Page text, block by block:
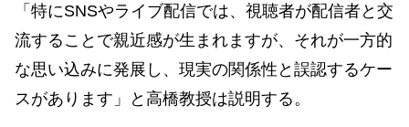
「特にSNSやライブ配信では、視聴者が配信者と交
流することで親近感が生まれますが、それが一方的
な思い込みに発展し、現実の関係性と誤認するケー
スがあります」と高橋教授は説明する。